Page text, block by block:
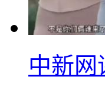
中新网